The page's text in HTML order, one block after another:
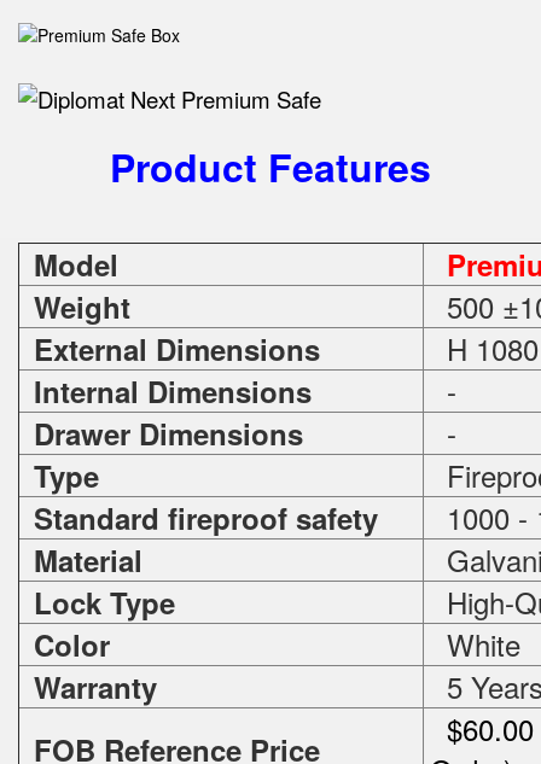
Product Features
Model
Weight
500
External Dimensions H
Internal Dimensions -
Drawer Dimensions -
Type
Standard fireproof safety 1000 -
Material
Lock Type High-
Color White
Warranty 5
FOB Reference Price